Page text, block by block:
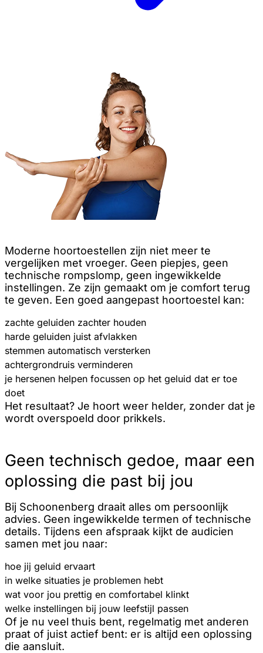
Moderne hoortoestellen zijn niet meer te
vergelijken met vroeger. Geen piepjes, geen
technische rompslomp, geen ingewikkelde
instellingen. Ze zijn gemaakt om je comfort terug
te geven. Een goed aangepast hoortoestel kan:
zachte geluiden zachter houden
harde geluiden juist afvlakken
stemmen automatisch versterken
achtergrondruis verminderen
je hersenen helpen focussen op het geluid dat er toe
doet
Het resultaat? Je hoort weer helder, zonder dat je
wordt overspoeld door prikkels.
Geen technisch gedoe, maar een
oplossing die past bij jou
Bij Schoonenberg draait alles om persoonlijk
advies. Geen ingewikkelde termen of technische
details. Tijdens een afspraak kijkt de audicien
samen met jou naar:
hoe jij geluid ervaart
in welke situaties je problemen hebt
wat voor jou prettig en comfortabel klinkt
welke instellingen bij jouw leefstijl passen
Of je nu veel thuis bent, regelmatig met anderen
praat of juist actief bent: er is altijd een oplossing
die aansluit.